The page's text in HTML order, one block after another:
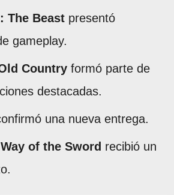
The Beast presentó
gameplay.
Country formó parte de
destacadas.
una nueva entrega.
of the Sword recibió un